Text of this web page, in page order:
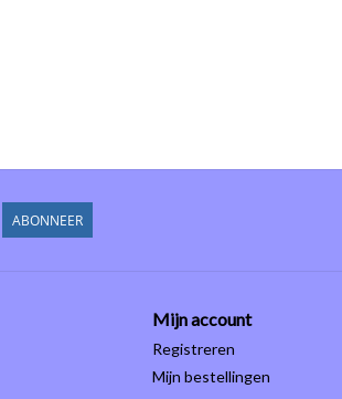
ABONNEER
Mijn account
Registreren
Mijn bestellingen